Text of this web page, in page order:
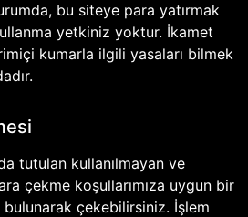
bu siteye para yatırmak
yetkiniz yoktur. İkamet
kumarla ilgili yasaları bilmek
tutulan kullanılmayan ve
çekme koşullarımıza uygun bir
çekebilirsiniz. İşlem